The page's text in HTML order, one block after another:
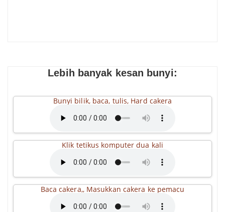
Lebih banyak kesan bunyi:
Bunyi bilik, baca, tulis, Hard cakera
Klik tetikus komputer dua kali
Baca cakera,, Masukkan cakera ke pemacu